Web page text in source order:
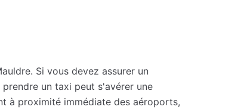
Si vous devez assurer un
un taxi peut s'avérer une
à proximité immédiate des aéroports,